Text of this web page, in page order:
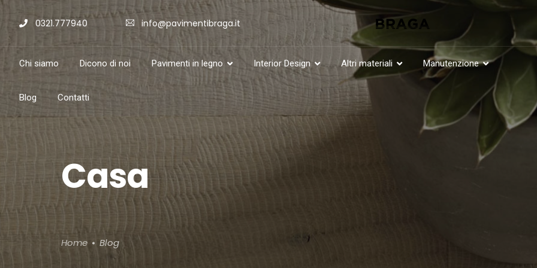
0321.777940 info@pavimentibraga.it
Chi siamo Dicono di noi Pavimenti in legno Interior Design Altri materiali Manutenzione
Blog Contatti
Casa
Home Blog